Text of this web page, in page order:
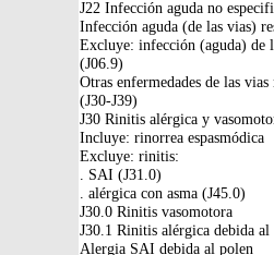
J22 Infección aguda no
Infección aguda (de las vias)
Excluye: infección (aguda) de
(J06.9)
Otras enfermedades de las
(J30-J39)
J30 Rinitis alérgica y
Incluye: rinorrea espasmódica
Excluye: rinitis:
. SAI (J31.0)
. alérgica con asma (J45.0)
J30.0 Rinitis vasomotora
J30.1 Rinitis alérgica debida al
Alergia SAI debida al polen